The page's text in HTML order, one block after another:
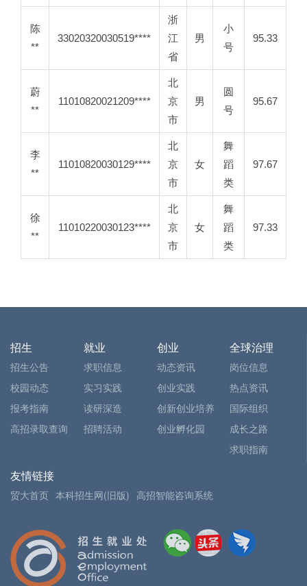
陈
**
33020320030519****
浙
江
省
男
小
号
95.33
蔚
**
11010820021209****
北
京
市
男
圆
号
95.67
李
**
11010820030129****
北
京
市
女
舞
蹈
类
97.67
徐
**
11010220030123****
北
京
市
女
舞
蹈
类
97.33
招生
招生公告
校园动态
报考指南
高招录取查询
就业
求职信息
实习实践
读研深造
招聘活动
创业
动态资讯
创业实践
创新创业培养
创业孵化园
全球治理
岗位信息
热点资讯
国际组织
成长之路
求职指南
友情链接
贸大首页 本科招生网(旧版) 高招智能咨询系统